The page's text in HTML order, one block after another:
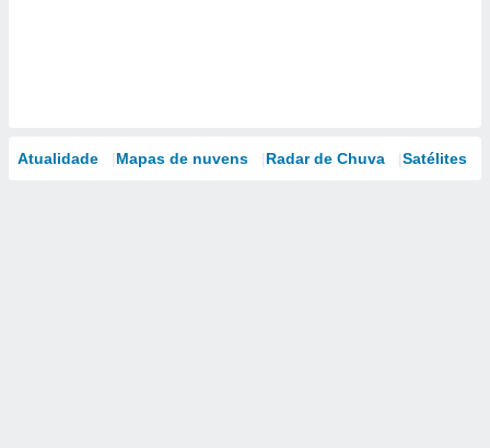
Atualidade Mapas de nuvens Radar de Chuva Satélites